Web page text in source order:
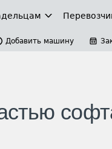
Добавить машину